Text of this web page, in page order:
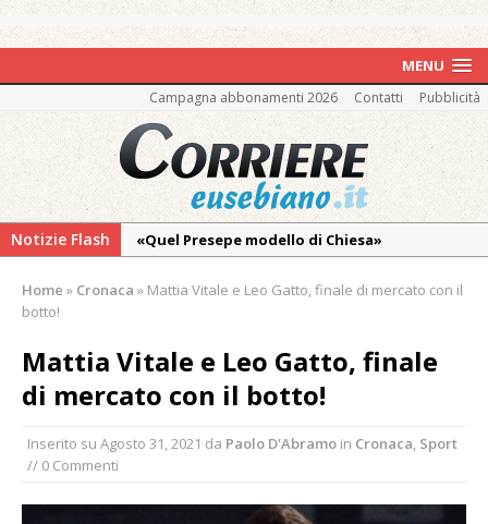
MENU
Campagna abbonamenti 2026 Contatti Pubblicità
Notizie Flash
«Quel Presepe modello di Chiesa»
Ringraziamento: convegno, messa e
Incendio sul Monte Barone: si estende il
fronte. Evacuato il rifugio e chiusi tutti i
Vercelli: in alcune vie nuova tracciatura delle
Nuovo fronte delle fiamme: vasto incendio
Home » Cronaca » Mattia Vitale e Leo Gatto, finale di mercato con il
botto!
Mattia Vitale e Leo Gatto, finale
di mercato con il botto!
Inserito su Agosto 31, 2021 da Paolo D'Abramo in Cronaca Sport
// 0 Commenti